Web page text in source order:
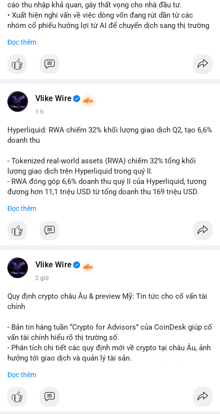
cáo thu nhập khả quan, gây thất vọng cho nhà đầu tư.
• Xuất hiện nghi vấn về việc dòng vốn đang rút dần từ các
nhóm cổ phiếu hưởng lợi từ AI để chuyển dịch sang thị trường
• Diễn biến này có thể là tín hiệu cho thấy sự luân chuyển dòng
$btc $eth
📰 Nguồn: CoinDesk
Đọc thêm
Vlike Wire
1 h
Hyperliquid: RWA chiếm 32% khối lượng giao dịch Q2, tạo 6,6%
doanh thu
- Tokenized real-world assets (RWA) chiếm 32% tổng khối
lượng giao dịch trên Hyperliquid trong quý II.
- RWA đóng góp 6,6% doanh thu quý II của Hyperliquid, tương
đương hơn 11,1 triệu USD từ tổng doanh thu 169 triệu USD.
sản hóa thực tế trên sàn giao dịch phi tập trung.
#binancesquare
#vlikevn #titanbot
📰 Nguồn: Cointelegraph
Đọc thêm
Vlike Wire
2 giờ
Quy định crypto châu Âu & preview Mỹ: Tin tức cho cố vấn tài
chính
- Bản tin hàng tuần “Crypto for Advisors” của CoinDesk giúp cố
vấn tài chính hiểu rõ thị trường số.
- Phân tích chi tiết các quy định mới về crypto tại châu Âu, ảnh
hưởng tới giao dịch và quản lý tài sản.
nhà đầu tư chuẩn bị chiến lược.
trong lĩnh vực blockchain.
Đọc thêm